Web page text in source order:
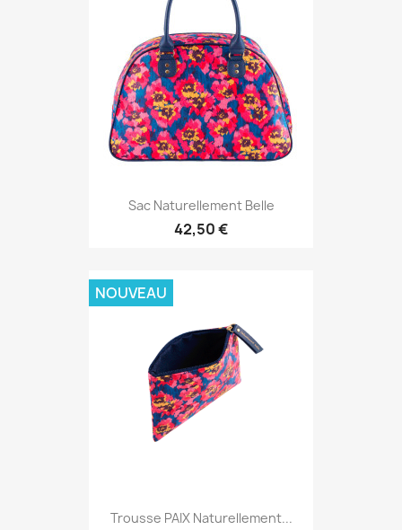
Sac Naturellement Belle
42,50 €
Trousse PAIX Naturellement...
NOUVEAU